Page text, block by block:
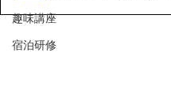
趣味講座
宿泊研修